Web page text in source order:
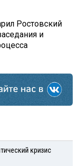
Ростовский
и
кризис